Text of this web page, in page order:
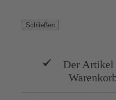
Schließen
Der Artikel